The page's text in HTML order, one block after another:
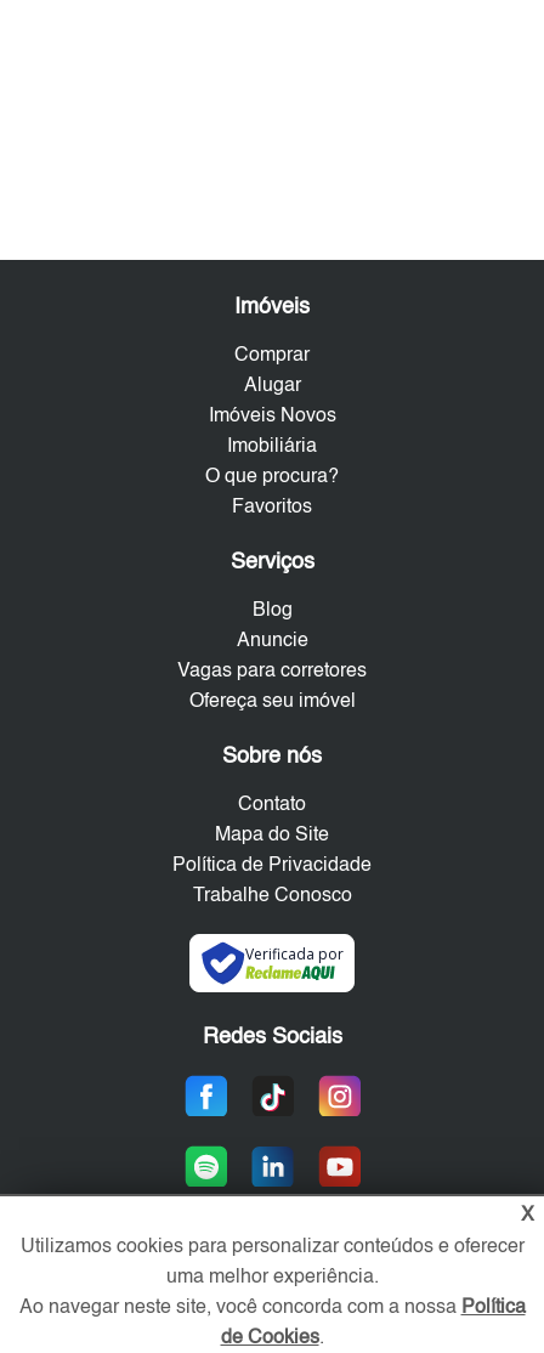
Imóveis
Comprar
Alugar
Imóveis Novos
Imobiliária
O que procura?
Favoritos
Serviços
Blog
Anuncie
Vagas para corretores
Ofereça seu imóvel
Sobre nós
Contato
Mapa do Site
Política de Privacidade
Trabalhe Conosco
Verificada por
Redes Sociais
Área exclusiva aos anunciantes,
acesse sua conta:
X
Utilizamos cookies para personalizar conteúdos e oferecer
uma melhor experiência.
Ao navegar neste site, você concorda com a nossa Política
de Cookies.